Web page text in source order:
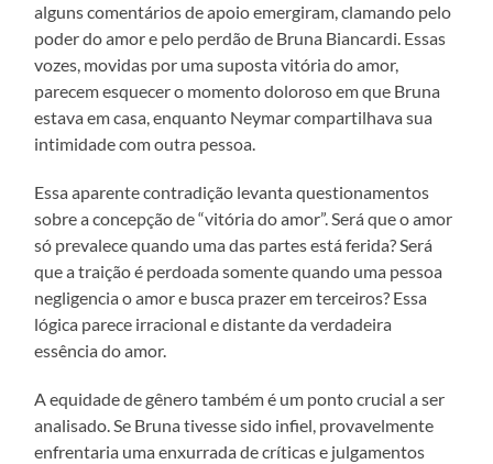
alguns comentários de apoio emergiram, clamando pelo
poder do amor e pelo perdão de Bruna Biancardi. Essas
vozes, movidas por uma suposta vitória do amor,
parecem esquecer o momento doloroso em que Bruna
estava em casa, enquanto Neymar compartilhava sua
intimidade com outra pessoa.
Essa aparente contradição levanta questionamentos
sobre a concepção de “vitória do amor”. Será que o amor
só prevalece quando uma das partes está ferida? Será
que a traição é perdoada somente quando uma pessoa
negligencia o amor e busca prazer em terceiros? Essa
lógica parece irracional e distante da verdadeira
essência do amor.
A equidade de gênero também é um ponto crucial a ser
analisado. Se Bruna tivesse sido infiel, provavelmente
enfrentaria uma enxurrada de críticas e julgamentos